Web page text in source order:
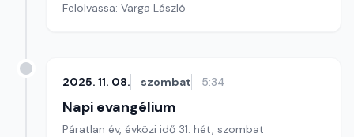
Felolvassa: Varga László
2025. 11. 08. szombat 5:34
Napi evangélium
Páratlan év, évközi idő 31. hét, szombat